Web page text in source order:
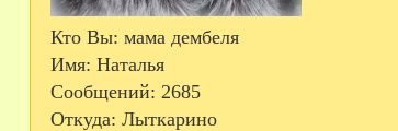
Кто Вы: мама дембеля
Имя: Наталья
Сообщений: 2685
Откуда: Лыткарино